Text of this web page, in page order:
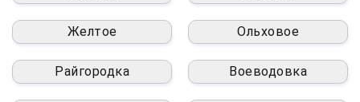
Желтое Ольховое
Райгородка Воеводовка